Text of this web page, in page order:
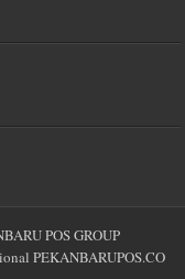
POS GROUP
PEKANBARUPOS.CO